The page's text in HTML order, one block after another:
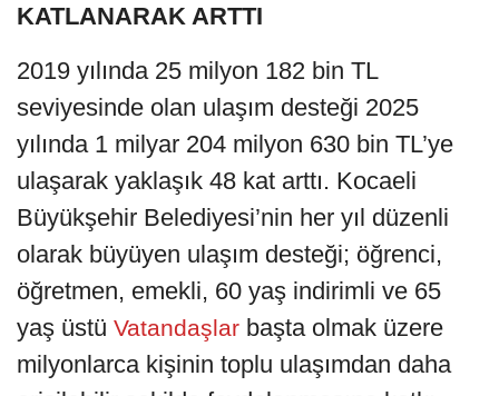
KATLANARAK ARTTI
2019 yılında 25 milyon 182 bin TL
seviyesinde olan ulaşım desteği 2025
yılında 1 milyar 204 milyon 630 bin TL’ye
ulaşarak yaklaşık 48 kat arttı. Kocaeli
Büyükşehir Belediyesi’nin her yıl düzenli
olarak büyüyen ulaşım desteği; öğrenci,
öğretmen, emekli, 60 yaş indirimli ve 65
yaş üstü Vatandaşlar başta olmak üzere
milyonlarca kişinin toplu ulaşımdan daha